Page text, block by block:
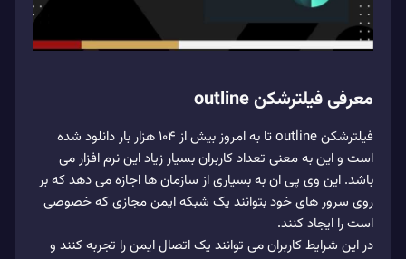
معرفی فیلترشکن outline
فیلترشکن outline تا به امروز بیش از 104 هزار بار دانلود شده
است و این به معنی تعداد کاربران بسیار زیاد این نرم افزار می
باشد. این وی پی ان به بسیاری از سازمان ها اجازه می دهد که بر
روی سرور های خود بتوانند یک شبکه ایمن مجازی که خصوصی
است را ایجاد کنند.
در این شرایط کاربران می توانند یک اتصال ایمن را تجربه کنند و